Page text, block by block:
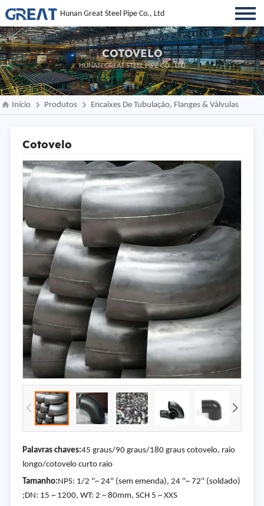
Hunan Great Steel Pipe Co., Ltd
COTOVELO
HUNAN GREAT STEEL PIPE CO., LTD
Início Produtos Encaixes De Tubulação, Flanges & Válvulas
Cotovelo
Palavras chaves:45 graus/90 graus/180 graus cotovelo, raio
longo/cotovelo curto raio
Tamanho:NPS: 1/2 ''~ 24'' (sem emenda), 24 ''~ 72'' (soldado)
;DN: 15 ~ 1200, WT: 2 ~ 80mm, SCH 5 ~ XXS